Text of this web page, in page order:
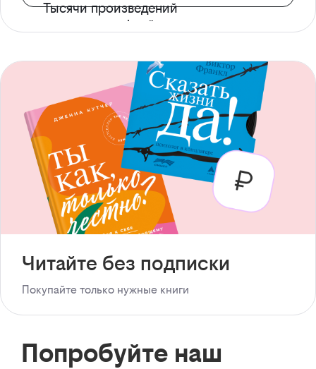
Тысячи произведений
с доступом офлайн
Читайте без подписки
Покупайте только нужные книги
Попробуйте наш